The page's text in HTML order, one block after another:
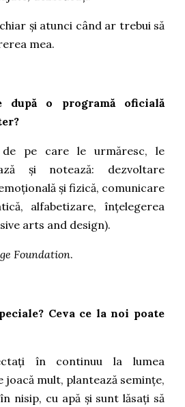
și atunci când ar trebui să
mea.
după o programă oficială
pe care le urmăresc, le
și notează: dezvoltare
și fizică, comunicare
alfabetizare, înțelegerea
arts and design).
Foundation.
Ceva ce la noi poate
în continuu la lumea
joacă mult, plantează semințe,
nisip, cu apă și sunt lăsați să